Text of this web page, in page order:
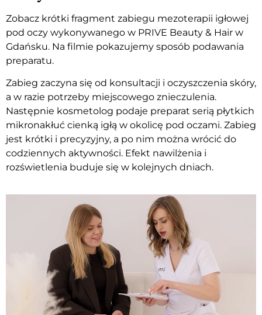
Zobacz krótki fragment zabiegu mezoterapii igłowej
pod oczy wykonywanego w PRIVE Beauty & Hair w
Gdańsku. Na filmie pokazujemy sposób podawania
preparatu.
Zabieg zaczyna się od konsultacji i oczyszczenia skóry,
a w razie potrzeby miejscowego znieczulenia.
Następnie kosmetolog podaje preparat serią płytkich
mikronakłuć cienką igłą w okolicę pod oczami. Zabieg
jest krótki i precyzyjny, a po nim można wrócić do
codziennych aktywności. Efekt nawilżenia i
rozświetlenia buduje się w kolejnych dniach.